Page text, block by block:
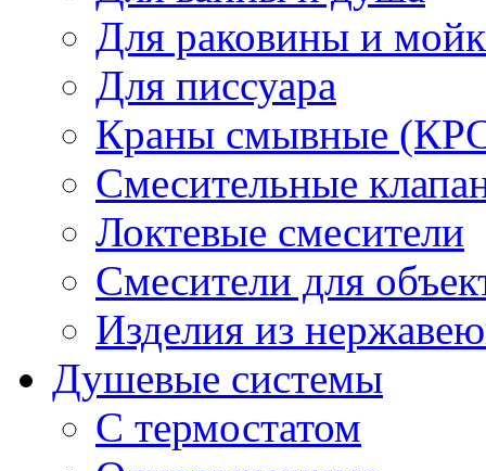
Для раковины и
Для писсуара
Краны смывные
Смесительные
Локтевые смесители
Смесители для
Изделия из
Душевые системы
С термостатом